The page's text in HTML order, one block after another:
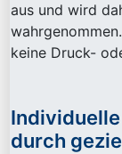
aus und wird
keine Druck-
durch